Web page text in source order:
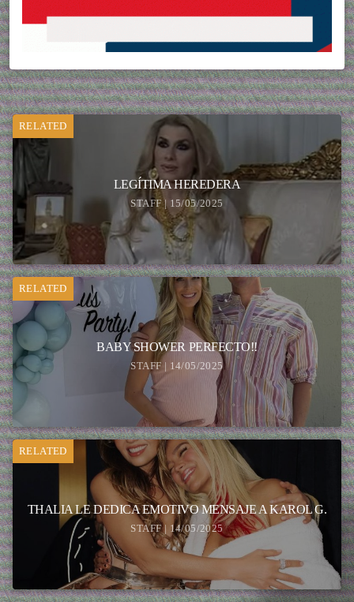
RELATED
LEGÍTIMA HEREDERA
STAFF | 15/05/2025
RELATED
BABY SHOWER PERFECTO!!
STAFF | 14/05/2025
RELATED
THALIA LE DEDICA EMOTIVO MENSAJE A KAROL G.
STAFF | 14/05/2025